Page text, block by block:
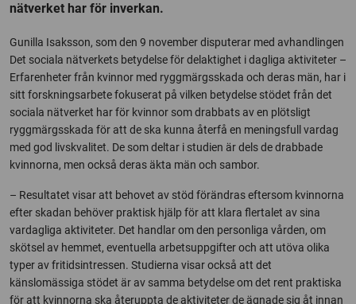
nätverket har för inverkan.
Gunilla Isaksson, som den 9 november disputerar med avhandlingen
Det sociala nätverkets betydelse för delaktighet i dagliga aktiviteter –
Erfarenheter från kvinnor med ryggmärgsskada och deras män, har i
sitt forskningsarbete fokuserat på vilken betydelse stödet från det
sociala nätverket har för kvinnor som drabbats av en plötsligt
ryggmärgsskada för att de ska kunna återfå en meningsfull vardag
med god livskvalitet. De som deltar i studien är dels de drabbade
kvinnorna, men också deras äkta män och sambor.
– Resultatet visar att behovet av stöd förändras eftersom kvinnorna
efter skadan behöver praktisk hjälp för att klara flertalet av sina
vardagliga aktiviteter. Det handlar om den personliga vården, om
skötsel av hemmet, eventuella arbetsuppgifter och att utöva olika
typer av fritidsintressen. Studierna visar också att det
känslomässiga stödet är av samma betydelse om det rent praktiska
för att kvinnorna ska återuppta de aktiviteter de ägnade sig åt innan